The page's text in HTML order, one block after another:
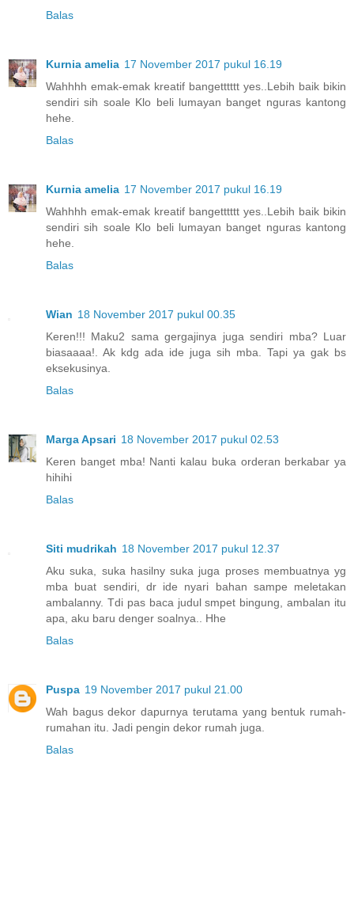
Balas
Kurnia amelia 17 November 2017 pukul 16.19
Wahhhh emak-emak kreatif bangetttttt yes..Lebih baik bikin
sendiri sih soale Klo beli lumayan banget nguras kantong
hehe.
Balas
Kurnia amelia 17 November 2017 pukul 16.19
Wahhhh emak-emak kreatif bangetttttt yes..Lebih baik bikin
sendiri sih soale Klo beli lumayan banget nguras kantong
hehe.
Balas
Wian 18 November 2017 pukul 00.35
Keren!!! Maku2 sama gergajinya juga sendiri mba? Luar
biasaaaa!. Ak kdg ada ide juga sih mba. Tapi ya gak bs
eksekusinya.
Balas
Marga Apsari 18 November 2017 pukul 02.53
Keren banget mba! Nanti kalau buka orderan berkabar ya
hihihi
Balas
Siti mudrikah 18 November 2017 pukul 12.37
Aku suka, suka hasilny suka juga proses membuatnya yg
mba buat sendiri, dr ide nyari bahan sampe meletakan
ambalanny. Tdi pas baca judul smpet bingung, ambalan itu
apa, aku baru denger soalnya.. Hhe
Balas
Puspa 19 November 2017 pukul 21.00
Wah bagus dekor dapurnya terutama yang bentuk rumah-
rumahan itu. Jadi pengin dekor rumah juga.
Balas